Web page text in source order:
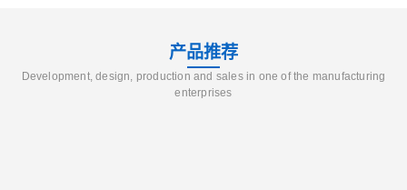
产品推荐
Development, design, production and sales in one of the manufacturing
enterprises